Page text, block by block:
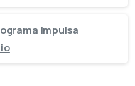
Impulsa